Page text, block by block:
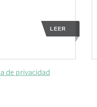
LEER
de privacidad